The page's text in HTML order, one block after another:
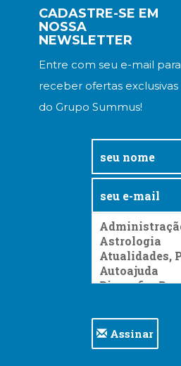
CADASTRE-SE EM
NOSSA
NEWSLETTER
Entre com seu e-mail para
receber ofertas exclusivas
do Grupo Summus!
Assinar